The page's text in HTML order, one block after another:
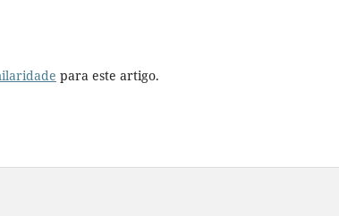
para este artigo.